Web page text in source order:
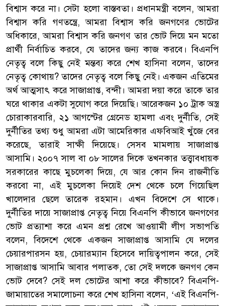
বিশ্বাস করে না। সেটা হলো বাস্তবতা। প্রধানমন্ত্রী বলেন, আমরা
বিশ্বাস করি গণতন্ত্রে, আমরা বিশ্বাস করি জনগণের ভোটের
অধিকারে, আমরা বিশ্বাস করি জনগণ তার ভোট দিয়ে মন মতো
প্রার্থী নির্বাচিত করবে, যে তাদের জন্য কাজ করবে। বিএনপি
নেতৃত্ব বলে কিছু নেই মন্তব্য করে শেখ হাসিনা বলেন, তাদের
নেতৃত্ব কোথায়? তাদের নেতৃত্ব বলে কিছু নেই। একজন এতিমের
অর্থ আত্মসাৎ করে সাজাপ্রাপ্ত, বন্দী। আমরা দয়া করে তাকে তার
ঘরে থাকার একটা সুযোগ করে দিয়েছি। আরেকজন ১০ ট্রাক অস্ত্র
চোরাকারবারি, ২১ আগস্টের গ্রেনেড হামলা এবং দুর্নীতি, সেই
দুর্নীতির তথ্য শুধু আমরা এটা আমেরিকার এফবিআই খুঁজে বের
করেছে, তারাই সাক্ষী দিয়েছে। সেসব মামলায় সাজাপ্রাপ্ত
আসামি। ২০০৭ সাল বা ০৮ সালের দিকে তখনকার তত্ত্বাবধায়ক
সরকারের কাছে মুচলেকা দিয়ে, যে আর কোন দিন রাজনীতি
করবো না, এই মুচলেকা দিয়েই দেশ থেকে চলে গিয়েছিল
খালেদার ছেলে তারেক রহমান। এখন বিদেশে সে থাকে।
দুর্নীতির দায়ে সাজাপ্রাপ্ত নেতৃত্ব নিয়ে বিএনপি কীভাবে জনগণের
ভোট প্রত্যাশা করে এমন প্রশ্ন রেখে আওয়ামী লীগ সভাপতি
বলেন, বিদেশে থেকে একজন সাজাপ্রাপ্ত আসামি যে দলের
চেয়ারপারসন হয়, চেয়ারম্যান হিসেবে দায়িত্বপালন করে, সেই
সাজাপ্রাপ্ত আসামি আবার পলাতক, তো সেই দলকে জনগণ কেন
ভোট দেবে? সেই দল ভোটের আশা করে কীভাবে? বিএনপি-
জামায়াতের সমালোচনা করে শেখ হাসিনা বলেন, ‘এই বিএনপি-